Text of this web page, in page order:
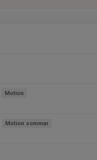
Motion
Motion sommar